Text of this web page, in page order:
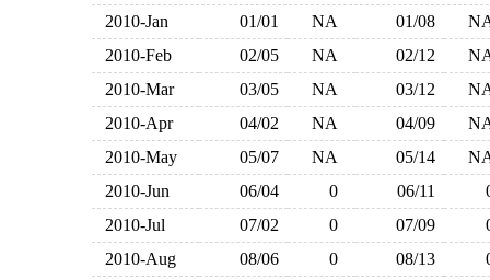
2010-Jan 01/01 NA 01/08
2010-Feb
02/05 NA 02/12
2010-Mar
03/05 NA 03/12
2010-Apr
04/02 NA 04/09
2010-May
05/07 NA 05/14
2010-Jun
06/04 0 06/11
2010-Jul
07/02 0 07/09
2010-Aug
08/06 0 08/13